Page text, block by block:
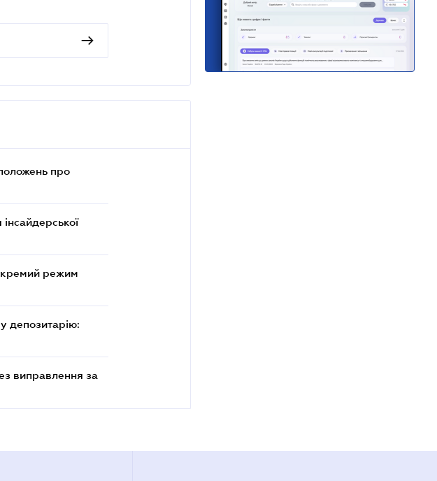
про
режим
депозитарію:
виправлення за